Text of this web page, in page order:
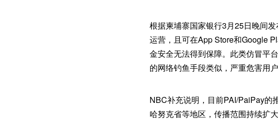
根据柬埔寨国家银行3月25日晚间
运营，且可在App Store和Google
金安全无法得到保障。此类仿冒平
的网络钓鱼手段类似，严重危害用户
NBC补充说明，目前PAI/PaiPay的
哈努克省等地区，传播范围持续扩